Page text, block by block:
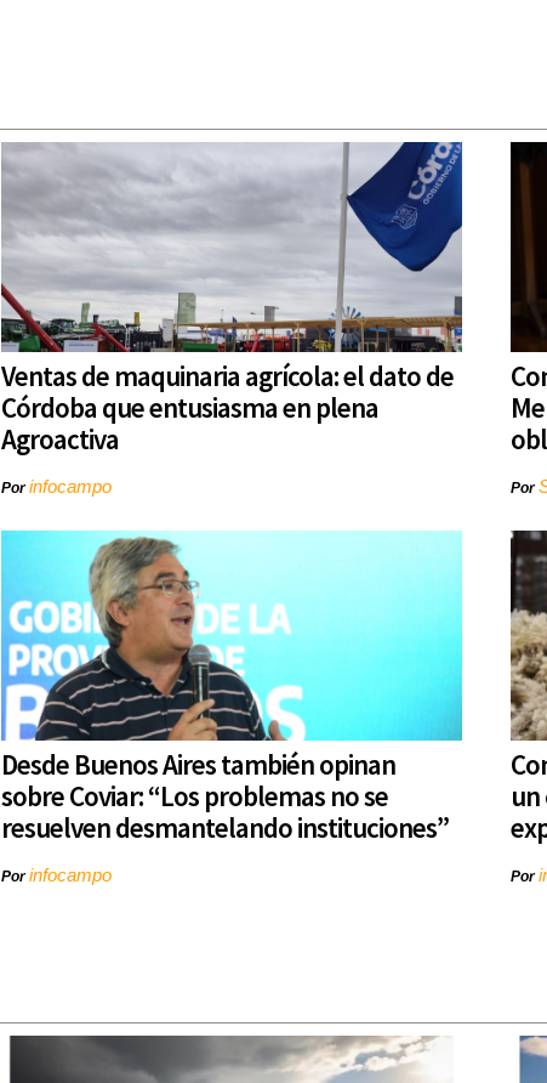
Ventas de maquinaria agrícola: el dato de
Córdoba que entusiasma en plena
Agroactiva
Porinfocampo Por
Desde Buenos Aires también opinan
sobre Coviar: “Los problemas no se
resuelven desmantelando instituciones”
Porinfocampo Por